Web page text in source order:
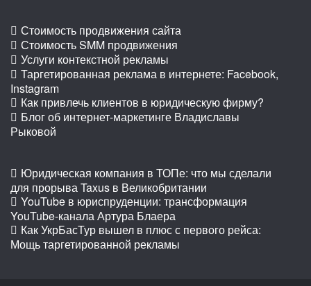
Стоимость продвижения сайта
Стоимость SMM продвижения
Услуги контекстной рекламы
Таргетированная реклама в интернете: Facebook,
Instagram
Как привлечь клиентов в юридическую фирму?
Блог об интернет-маркетинге Владиславы
Рыковой
Юридическая компания в ТОПе: что мы сделали
для прорыва Taxus в Великобритании
YouTube в юриспруденции: трансформация
YouTube-канала Артура Блаера
Как УкрБасТур вышел в плюс с первого рейса:
Мощь таргетированной рекламы